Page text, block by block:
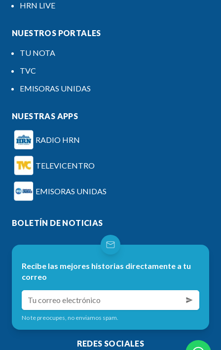
HRN LIVE
NUESTROS PORTALES
TU NOTA
TVC
EMISORAS UNIDAS
NUESTRAS APPS
RADIO HRN
TELEVICENTRO
EMISORAS UNIDAS
BOLETÍN DE NOTICIAS
Recibe las mejores historias directamente a tu
correo
No te preocupes, no enviamos spam.
REDES SOCIALES